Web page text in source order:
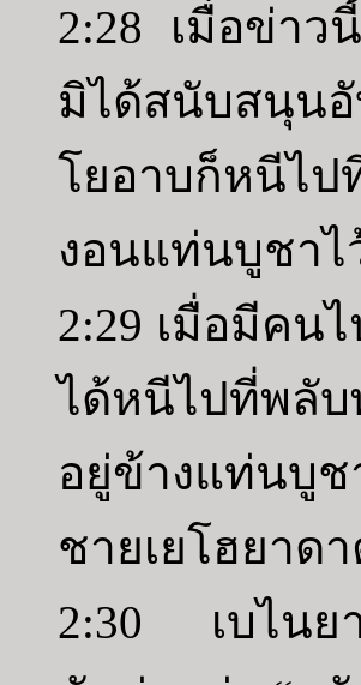
2:28 เมื่อข่าว
มิได้สนับสนุน
โยอาบก็หนีไป
งอนแท่นบูชาไ
2:29 เมื่อมีคน
ได้หนีไปที่พลับ
อยู่ข้างแท่นบู
ชายเยโฮยาด
2:30 เบไนย